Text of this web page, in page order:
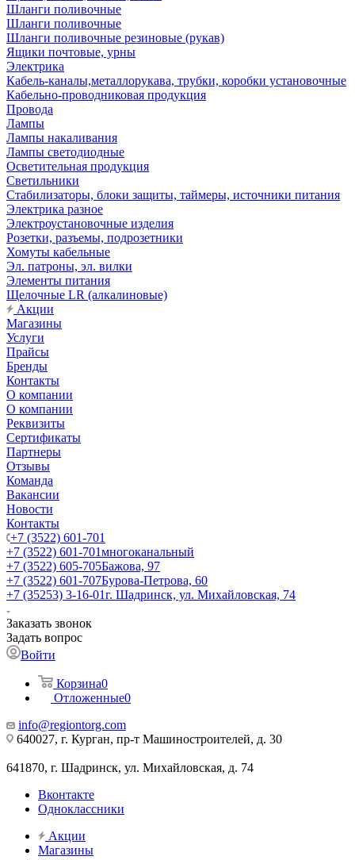
Шланги поливочные
Шланги поливочные
Шланги поливочные резиновые (рукав)
Ящики почтовые, урны
Электрика
Кабель-каналы,металлорукава, трубки, коробки установочные
Кабельно-проводниковая продукция
Провода
Лампы
Лампы накаливания
Лампы светодиодные
Осветительная продукция
Светильники
Стабилизаторы, блоки защиты, таймеры, источники питания
Электрика разное
Электроустановочные изделия
Розетки, разъемы, подрозетники
Хомуты кабельные
Эл. патроны, эл. вилки
Элементы питания
Щелочные LR (алкалиновые)
Акции
Магазины
Услуги
Прайсы
Бренды
Контакты
О компании
О компании
Реквизиты
Сертификаты
Партнеры
Отзывы
Команда
Вакансии
Новости
Контакты
+7 (3522) 601-701
+7 (3522) 601-701многоканальный
+7 (3522) 605-705Бажова, 97
+7 (3522) 601-707Бурова-Петрова, 60
+7 (35253) 3-16-01г. Шадринск, ул. Михайловская, 74
Заказать звонок
Задать вопрос
Войти
Корзина0
Отложенные0
info@regiontorg.com
640027, г. Курган, пр-т Машиностроителей, д. 30
641870, г. Шадринск, ул. Михайловская, д. 74
Вконтакте
Одноклассники
Акции
Магазины